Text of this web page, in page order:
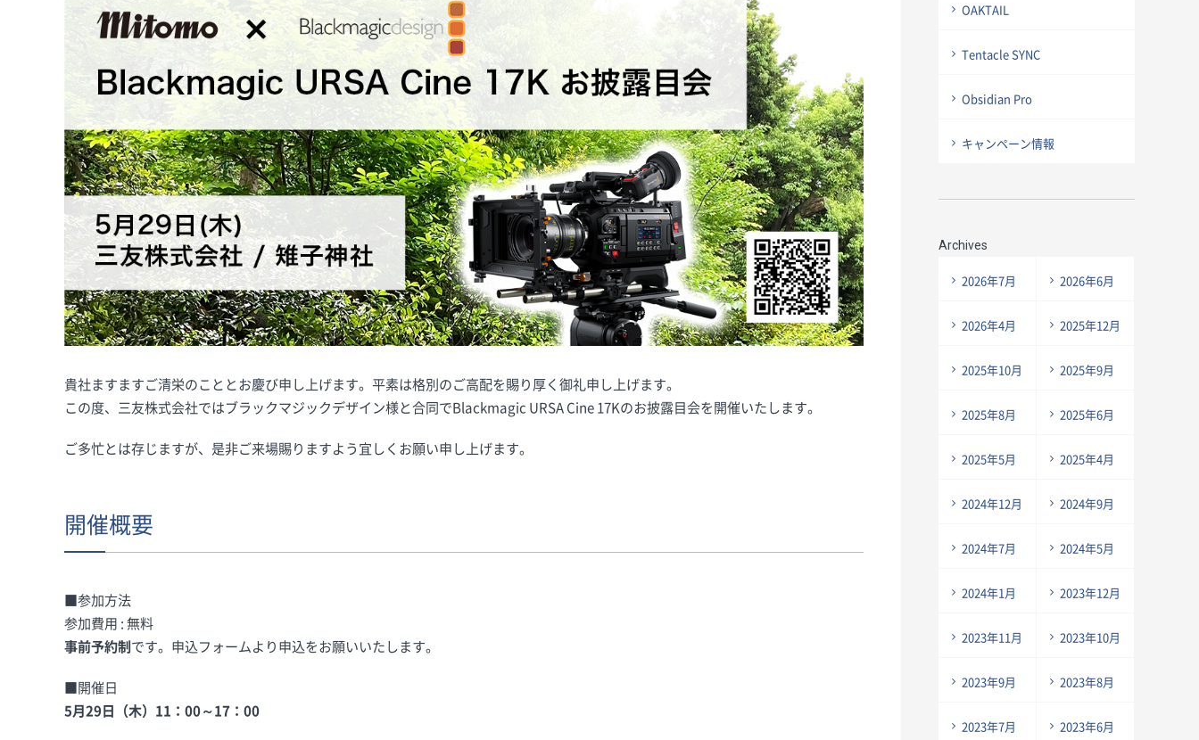
貴社ますますご清栄のこととお慶び申し上げます。平素は格別のご高配を賜り厚く御礼申し上げます。
この度、三友株式会社ではブラックマジックデザイン様と合同でBlackmagic URSA Cine 17Kのお披露目会を開催いたします。
ご多忙とは存じますが、是非ご来場賜りますよう宜しくお願い申し上げます。
開催概要
■参加方法
参加費用 : 無料
事前予約制です。申込フォームより申込をお願いいたします。
■開催日
5月29日（木）11：00～17：00
OAKTAIL
Tentacle SYNC
Obsidian Pro
キャンペーン情報
Archives
2026年7月 2026年6月
2026年4月 2025年12月
2025年10月 2025年9月
2025年8月 2025年6月
2025年5月 2025年4月
2024年12月 2024年9月
2024年7月 2024年5月
2024年1月 2023年12月
2023年11月 2023年10月
2023年9月 2023年8月
2023年7月 2023年6月